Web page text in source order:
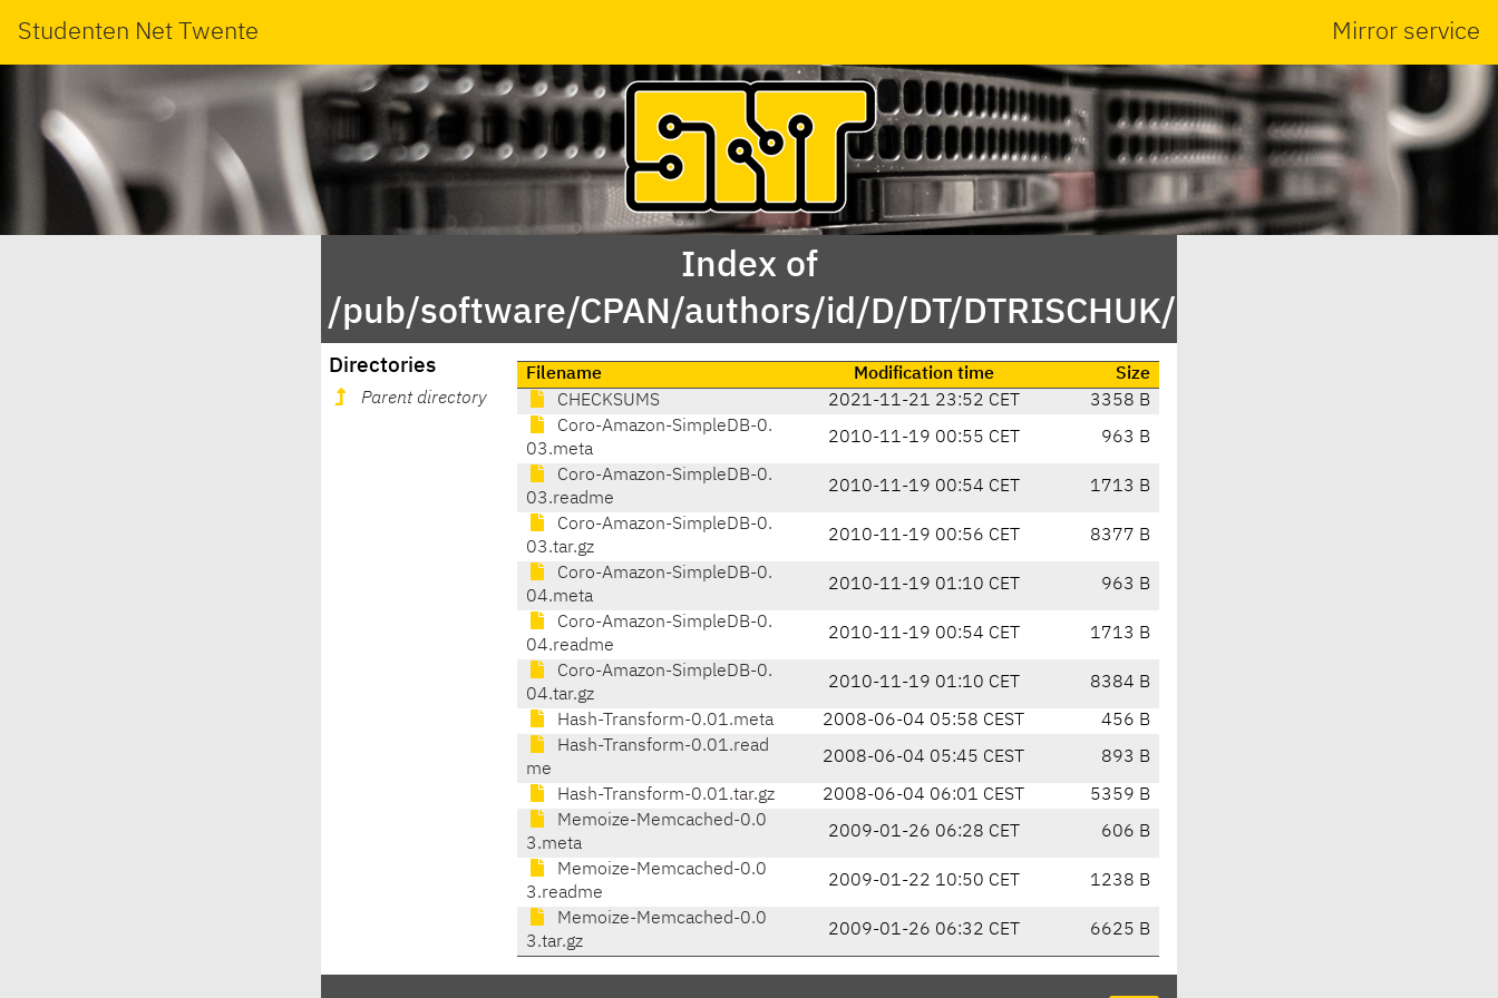
Studenten Net Twente Mirror service
Index of
/pub/software/CPAN/authors/id/D/DT/DTRISCHUK/
Directories
Parent directory
Filename Modification time
Size
CHECKSUMS
2021-11-21 23:52 CET
3358 B
Coro-Amazon-SimpleDB-0.
03.meta
2010-11-19 00:55 CET 963 B
Coro-Amazon-SimpleDB-0.
03.readme
2010-11-19 00:54 CET 1713 B
Coro-Amazon-SimpleDB-0.
03.tar.gz
2010-11-19 00:56 CET 8377 B
Coro-Amazon-SimpleDB-0.
04.meta
2010-11-19 01:10 CET 963 B
Coro-Amazon-SimpleDB-0.
04.readme
2010-11-19 00:54 CET 1713 B
Coro-Amazon-SimpleDB-0.
04.tar.gz
2010-11-19 01:10 CET 8384 B
Hash-Transform-0.01.meta 2008-06-04 05:58 CEST
456 B
Hash-Transform-0.01.read
me
2008-06-04 05:45 CEST 893 B
Hash-Transform-0.01.tar.gz 2008-06-04 06:01 CEST
5359 B
Memoize-Memcached-0.0
3.meta
2009-01-26 06:28 CET 606 B
Memoize-Memcached-0.0
3.readme
2009-01-22 10:50 CET 1238 B
Memoize-Memcached-0.0
3.tar.gz
2009-01-26 06:32 CET 6625 B